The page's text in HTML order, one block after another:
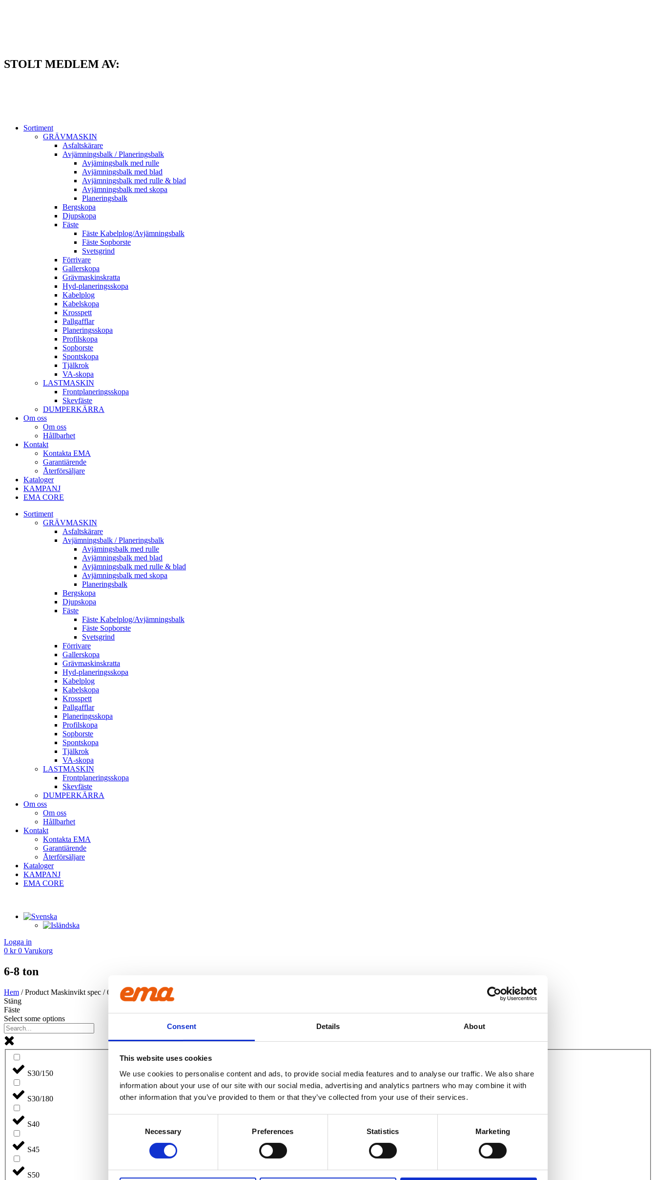
Consent Details About
This website uses cookies
We use cookies to personalise content and ads, to provide social media features and to analyse our traffic. We also share
information about your use of our site with our social media, advertising and analytics partners who may combine it with
other information that you’ve provided to them or that they’ve collected from your use of their services.
Necessary Preferences Statistics Marketing
STOLT MEDLEM AV:
Sortiment
GRÄV­MASKIN
Asfalt­skärare
Avjämnings­balk / Planeringsbalk
Avjämingsbalk med rulle
Avjämningsbalk med blad
Avjämningsbalk med rulle & blad
Avjämningsbalk med skopa
Planerings­balk
Berg­skopa
Djup­skopa
Fäste
Fäste Kabel­­plog/­Avjämnings­­balk
Fäste Sop­borste
Svets­grind
Förrivare
Galler­skopa
Gräv­maskins­kratta
Hyd­-planerings­skopa
Kabel­plog
Kabel­skopa
Kros­spett
Pallgafflar
Planerings­skopa
Profil­skopa
Sop­borste
Spont­skopa
Tjäl­krok
VA­-skopa
LAST­MASKIN
Front­planerings­skopa
Skev­fäste
DUMPER­KÄRRA
Om oss
Om oss
Hållbarhet
Kontakt
Kontakta EMA
Garantiärende
Återförsäljare
Kataloger
KAMPANJ
EMA CORE
Sortiment
GRÄV­MASKIN
Asfalt­skärare
Avjämnings­balk / Planeringsbalk
Avjämingsbalk med rulle
Avjämningsbalk med blad
Avjämningsbalk med rulle & blad
Avjämningsbalk med skopa
Planerings­balk
Berg­skopa
Djup­skopa
Fäste
Fäste Kabel­­plog/­Avjämnings­­balk
Fäste Sop­borste
Svets­grind
Förrivare
Galler­skopa
Gräv­maskins­kratta
Hyd­-planerings­skopa
Kabel­plog
Kabel­skopa
Kros­spett
Pallgafflar
Planerings­skopa
Profil­skopa
Sop­borste
Spont­skopa
Tjäl­krok
VA­-skopa
LAST­MASKIN
Front­planerings­skopa
Skev­fäste
DUMPER­KÄRRA
Om oss
Om oss
Hållbarhet
Kontakt
Kontakta EMA
Garantiärende
Återförsäljare
Kataloger
KAMPANJ
EMA CORE
Logga in
0 kr 0 Varukorg
6-8 ton
Hem / Product Maskinvikt spec / 6-8 ton
Stäng
Fäste
Select some options
S30/150
S30/180
S40
S45
S50